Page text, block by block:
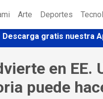
Arte Deportes
Descarga gratis nuestra
en EE.
puede